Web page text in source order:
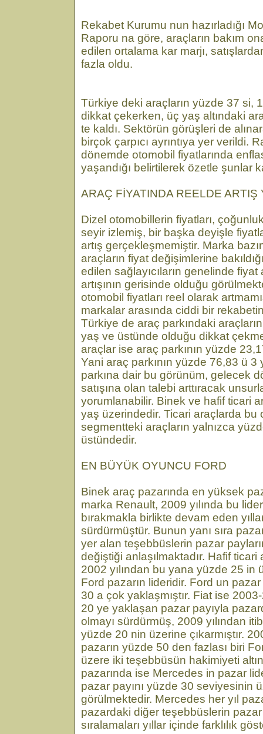
Rekabet Kurumu nun hazırladığı
Raporu na göre, araçların bakım
edilen ortalama kar marjı,
fazla oldu.
Türkiye deki araçların yüzde 37 si,
dikkat çekerken, üç yaş altındaki
te kaldı. Sektörün görüşleri de
birçok çarpıcı ayrıntıya yer verildi.
dönemde otomobil fiyatlarında
yaşandığı belirtilerek özetle şunlar
ARAÇ FİYATINDA REELDE ARTIŞ
Dizel otomobillerin fiyatları,
seyir izlemiş, bir başka deyişle
artış gerçekleşmemiştir. Marka
araçların fiyat değişimlerine
edilen sağlayıcıların genelinde fiyat
artışının gerisinde olduğu
otomobil fiyatları reel olarak
markalar arasında ciddi bir
Türkiye de araç parkındaki
yaş ve üstünde olduğu dikkat
araçlar ise araç parkının yüzde
Yani araç parkının yüzde 76,83 ü 3
parkına dair bu görünüm, gelecek
satışına olan talebi arttıracak
yorumlanabilir. Binek ve hafif ticari
yaş üzerindedir. Ticari araçlarda
segmentteki araçların yalnızca
üstündedir.
EN BÜYÜK OYUNCU FORD
Binek araç pazarında en yüksek
marka Renault, 2009 yılında bu
bırakmakla birlikte devam eden
sürdürmüştür. Bunun yanı sıra
yer alan teşebbüslerin pazar
değiştiği anlaşılmaktadır. Hafif
2002 yılından bu yana yüzde 25 in
Ford pazarın lideridir. Ford un pazar
30 a çok yaklaşmıştır. Fiat ise
20 ye yaklaşan pazar payıyla
olmayı sürdürmüş, 2009 yılından
yüzde 20 nin üzerine çıkarmıştır.
pazarın yüzde 50 den fazlası biri
üzere iki teşebbüsün hakimiyeti
pazarında ise Mercedes in pazar
pazar payını yüzde 30 seviyesinin
görülmektedir. Mercedes her yıl
pazardaki diğer teşebbüslerin
sıralamaları yıllar içinde farklılık